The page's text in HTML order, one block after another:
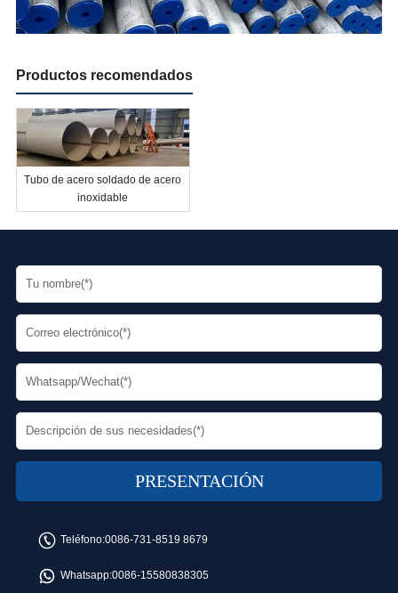
Productos recomendados
Tubo de acero soldado de acero
inoxidable
Teléfono:0086-731-8519 8679
Whatsapp:0086-15580838305